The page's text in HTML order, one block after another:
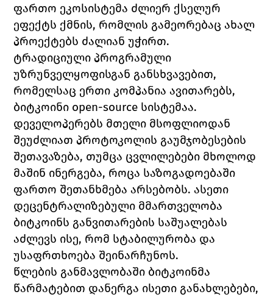
ფართო ეკოსისტემა ძლიერ ქსელურ
ეფექტს ქმნის, რომლის გამეორებაც ახალ
პროექტებს ძალიან უჭირთ.
ტრადიციული პროგრამული
უზრუნველყოფისგან განსხვავებით,
რომელსაც ერთი კომპანია ავითარებს,
ბიტკოინი open-source სისტემაა.
დეველოპერებს მთელი მსოფლიოდან
შეუძლიათ პროტოკოლის გაუმჯობესების
შეთავაზება, თუმცა ცვლილებები მხოლოდ
მაშინ ინერგება, როცა საზოგადოებაში
ფართო შეთანხმება არსებობს. ასეთი
დეცენტრალიზებული მმართველობა
ბიტკოინს განვითარების საშუალებას
აძლევს ისე, რომ სტაბილურობა და
უსაფრთხოება შეინარჩუნოს.
წლების განმავლობაში ბიტკოინმა
წარმატებით დანერგა ისეთი განახლებები,